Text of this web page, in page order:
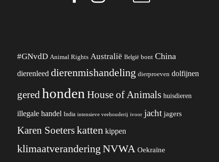
#GNvdD Animal Rights Australië België bont China
dierenleed dierenmishandeling dierproeven dolfijnen
geredhonden House of Animals huisdieren
illegale handel India intensieve veehouderij ivoor jacht jagers
Karen Soeterskatten kippen
klimaatverandering NVWA Oekraïne